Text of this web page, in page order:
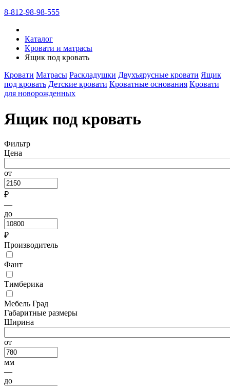
8-812-98-98-555
Каталог
Кровати и матрасы
Ящик под кровать
Кровати Матрасы Раскладушки Двухъярусные кровати Ящик
под кровать Детские кровати Кроватные основания Кровати
для новорожденных
Ящик под кровать
Фильтр
Цена
от
₽
—
до
₽
Производитель
Фант
Тимберика
Мебель Град
Габаритные размеры
Ширина
от
мм
—
до